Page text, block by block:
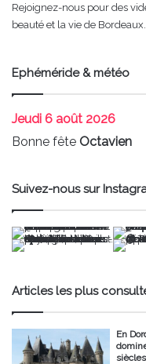
Rejoignez-nous pour des
beauté et la vie de
Ephéméride & météo
Jeudi 6 août 2026
Bonne fête Octavien
Suivez-nous sur
Articles les plus
En
siècles